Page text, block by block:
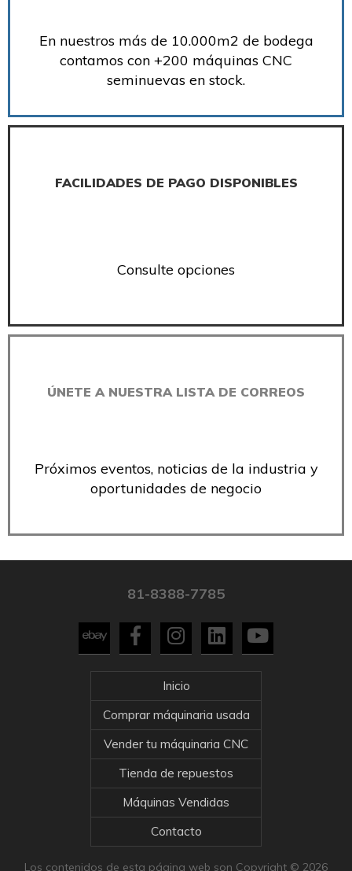
En nuestros más de 10.000m2 de bodega
contamos con +200 máquinas CNC
seminuevas en stock.
FACILIDADES DE PAGO DISPONIBLES
Consulte opciones
ÚNETE A NUESTRA LISTA DE CORREOS
Próximos eventos, noticias de la industria y
oportunidades de negocio
81-8388-7785
Inicio
Comprar máquinaria usada
Vender tu máquinaria CNC
Tienda de repuestos
Máquinas Vendidas
Contacto
Los contenidos de esta página web son Copyright © 2026